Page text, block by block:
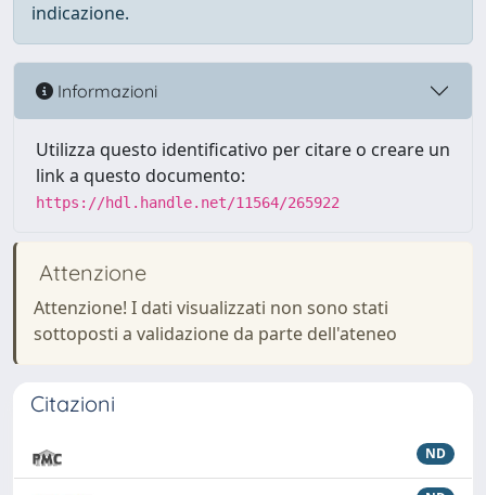
indicazione.
Informazioni
Utilizza questo identificativo per citare o creare un
link a questo documento:
https://hdl.handle.net/11564/265922
Attenzione
Attenzione! I dati visualizzati non sono stati
sottoposti a validazione da parte dell'ateneo
Citazioni
ND